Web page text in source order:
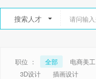
搜索人才
职位 ： 全部 电商美工
3D设计
插画设计